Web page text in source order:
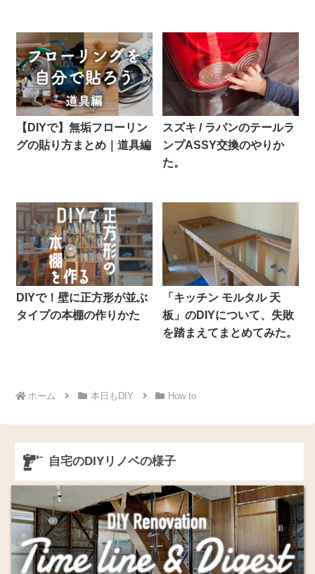
【DIYで】無垢フローリン
グの貼り方まとめ｜道具編
スズキ / ラパンのテールラ
ンプASSY交換のやりか
た。
DIYで！壁に正方形が並ぶ
タイプの本棚の作りかた
「キッチン モルタル 天
板」のDIYについて、失敗
を踏まえてまとめてみた。
ホーム 本日もDIY How to
自宅のDIYリノベの様子